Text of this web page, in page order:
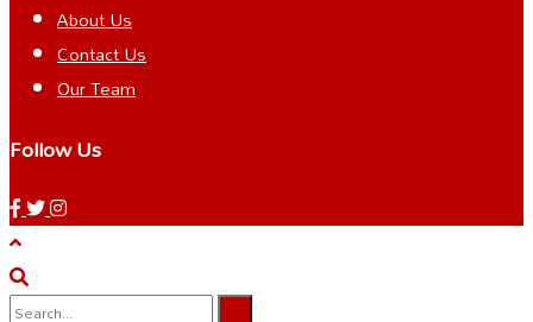
About Us
Contact Us
Our Team
Follow Us